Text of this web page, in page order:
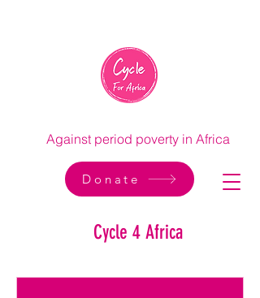
Cycle 4 Africa
Against period poverty in Africa
Donate